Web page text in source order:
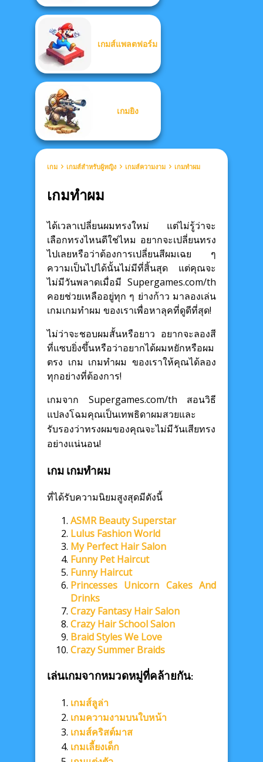
เกมส์แพลตฟอร์ม
เกมยิง
เกม เกมส์สำหรับผู้หญิง เกมส์ความงาม เกมทำผม
เกมทำผม
ได้เวลาเปลี่ยนผมทรงใหม่ แต่ไม่รู้ว่าจะ
เลือกทรงไหนดีใช่ไหม อยากจะเปลี่ยนทรง
ไปเลยหรือว่าต้องการเปลี่ยนสีผมเฉย ๆ
ความเป็นไปได้นั้นไม่มีที่สิ้นสุด แต่คุณจะ
ไม่มีวันพลาดเมื่อมี Supergames.com/th
คอยช่วยเหลืออยู่ทุก ๆ ย่างก้าว มาลองเล่น
เกมเกมทำผม ของเราเพื่อหาลุคที่ดูดีที่สุด!
ไม่ว่าจะชอบผมสั้นหรือยาว อยากจะลองสี
ที่แซบยิ่งขึ้นหรือว่าอยากได้ผมหยักหรือผม
ตรง เกม เกมทำผม ของเราให้คุณได้ลอง
ทุกอย่างที่ต้องการ!
เกมจาก Supergames.com/th สอนวิธี
แปลงโฉมคุณเป็นเทพธิดาผมสวยและ
รับรองว่าทรงผมของคุณจะไม่มีวันเสียทรง
อย่างแน่นอน!
เกม เกมทำผม
ที่ได้รับความนิยมสูงสุดมีดังนี้
ASMR Beauty Superstar
Lulus Fashion World
My Perfect Hair Salon
Funny Pet Haircut
Funny Haircut
Princesses Unicorn Cakes And
Drinks
Crazy Fantasy Hair Salon
Crazy Hair School Salon
Braid Styles We Love
Crazy Summer Braids
เล่นเกมจากหมวดหมู่ที่คล้ายกัน:
เกมส์ลูล่า
เกมความงามบนใบหน้า
เกมส์คริสต์มาส
เกมเลี้ยงเด็ก